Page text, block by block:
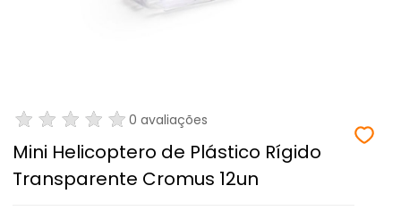
0 avaliações
Mini Helicoptero de Plástico Rígido
Transparente Cromus 12un